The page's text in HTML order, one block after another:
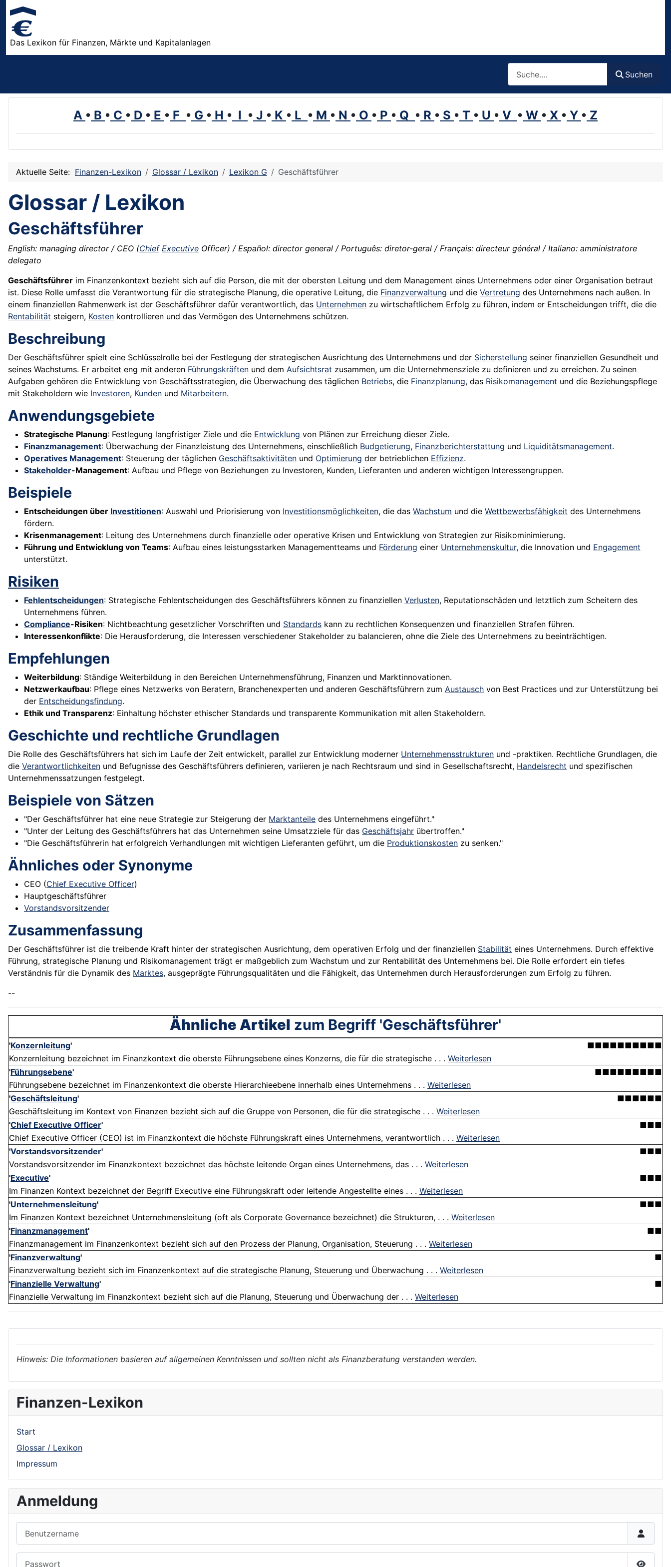
Das Lexikon für Finanzen, Märkte und Kapitalanlagen
Suchen
A • B • C • D • E • F • G • H • I • J • K • L • M • N • O • P • Q • R • S • T • U • V • W • X • Y • Z
Aktuelle Seite: Finanzen-Lexikon Glossar / Lexikon Lexikon G Geschäftsführer
Glossar / Lexikon
Geschäftsführer
English: managing director / CEO (Chief Executive Officer) / Español: director general / Português: diretor-geral / Français: directeur général / Italiano: amministratore
delegato
Geschäftsführer im Finanzenkontext bezieht sich auf die Person, die mit der obersten Leitung und dem Management eines Unternehmens oder einer Organisation betraut
ist. Diese Rolle umfasst die Verantwortung für die strategische Planung, die operative Leitung, die Finanzverwaltung und die Vertretung des Unternehmens nach außen. In
einem finanziellen Rahmenwerk ist der Geschäftsführer dafür verantwortlich, das Unternehmen zu wirtschaftlichem Erfolg zu führen, indem er Entscheidungen trifft, die die
Rentabilität steigern, Kosten kontrollieren und das Vermögen des Unternehmens schützen.
Beschreibung
Der Geschäftsführer spielt eine Schlüsselrolle bei der Festlegung der strategischen Ausrichtung des Unternehmens und der Sicherstellung seiner finanziellen Gesundheit und
seines Wachstums. Er arbeitet eng mit anderen Führungskräften und dem Aufsichtsrat zusammen, um die Unternehmensziele zu definieren und zu erreichen. Zu seinen
Aufgaben gehören die Entwicklung von Geschäftsstrategien, die Überwachung des täglichen Betriebs, die Finanzplanung, das Risikomanagement und die Beziehungspflege
mit Stakeholdern wie Investoren, Kunden und Mitarbeitern.
Anwendungsgebiete
Strategische Planung: Festlegung langfristiger Ziele und die Entwicklung von Plänen zur Erreichung dieser Ziele.
Finanzmanagement: Überwachung der Finanzleistung des Unternehmens, einschließlich Budgetierung, Finanzberichterstattung und Liquiditätsmanagement.
Operatives Management: Steuerung der täglichen Geschäftsaktivitäten und Optimierung der betrieblichen Effizienz.
Stakeholder-Management: Aufbau und Pflege von Beziehungen zu Investoren, Kunden, Lieferanten und anderen wichtigen Interessengruppen.
Beispiele
Entscheidungen über Investitionen: Auswahl und Priorisierung von Investitionsmöglichkeiten, die das Wachstum und die Wettbewerbsfähigkeit des Unternehmens
fördern.
Krisenmanagement: Leitung des Unternehmens durch finanzielle oder operative Krisen und Entwicklung von Strategien zur Risikominimierung.
Führung und Entwicklung von Teams: Aufbau eines leistungsstarken Managementteams und Förderung einer Unternehmenskultur, die Innovation und Engagement
unterstützt.
Risiken
Fehlentscheidungen: Strategische Fehlentscheidungen des Geschäftsführers können zu finanziellen Verlusten, Reputationschäden und letztlich zum Scheitern des
Unternehmens führen.
Compliance-Risiken: Nichtbeachtung gesetzlicher Vorschriften und Standards kann zu rechtlichen Konsequenzen und finanziellen Strafen führen.
Interessenkonflikte: Die Herausforderung, die Interessen verschiedener Stakeholder zu balancieren, ohne die Ziele des Unternehmens zu beeinträchtigen.
Empfehlungen
Weiterbildung: Ständige Weiterbildung in den Bereichen Unternehmensführung, Finanzen und Marktinnovationen.
Netzwerkaufbau: Pflege eines Netzwerks von Beratern, Branchenexperten und anderen Geschäftsführern zum Austausch von Best Practices und zur Unterstützung bei
der Entscheidungsfindung.
Ethik und Transparenz: Einhaltung höchster ethischer Standards und transparente Kommunikation mit allen Stakeholdern.
Geschichte und rechtliche Grundlagen
Die Rolle des Geschäftsführers hat sich im Laufe der Zeit entwickelt, parallel zur Entwicklung moderner Unternehmensstrukturen und -praktiken. Rechtliche Grundlagen, die
die Verantwortlichkeiten und Befugnisse des Geschäftsführers definieren, variieren je nach Rechtsraum und sind in Gesellschaftsrecht, Handelsrecht und spezifischen
Unternehmenssatzungen festgelegt.
Beispiele von Sätzen
"Der Geschäftsführer hat eine neue Strategie zur Steigerung der Marktanteile des Unternehmens eingeführt."
"Unter der Leitung des Geschäftsführers hat das Unternehmen seine Umsatzziele für das Geschäftsjahr übertroffen."
"Die Geschäftsführerin hat erfolgreich Verhandlungen mit wichtigen Lieferanten geführt, um die Produktionskosten zu senken."
Ähnliches oder Synonyme
CEO (Chief Executive Officer)
Hauptgeschäftsführer
Vorstandsvorsitzender
Zusammenfassung
Der Geschäftsführer ist die treibende Kraft hinter der strategischen Ausrichtung, dem operativen Erfolg und der finanziellen Stabilität eines Unternehmens. Durch effektive
Führung, strategische Planung und Risikomanagement trägt er maßgeblich zum Wachstum und zur Rentabilität des Unternehmens bei. Die Rolle erfordert ein tiefes
Verständnis für die Dynamik des Marktes, ausgeprägte Führungsqualitäten und die Fähigkeit, das Unternehmen durch Herausforderungen zum Erfolg zu führen.
--
Ähnliche Artikel zum Begriff 'Geschäftsführer'
'Konzernleitung'
■■■■■■■■■■
Konzernleitung bezeichnet im Finanzkontext die oberste Führungsebene eines Konzerns, die für die strategische . . . Weiterlesen
'Führungsebene'
■■■■■■■■■
Führungsebene bezeichnet im Finanzenkontext die oberste Hierarchieebene innerhalb eines Unternehmens . . . Weiterlesen
'Geschäftsleitung'
■■■■■■
Geschäftsleitung im Kontext von Finanzen bezieht sich auf die Gruppe von Personen, die für die strategische . . . Weiterlesen
'Chief Executive Officer'
■■■
Chief Executive Officer (CEO) ist im Finanzkontext die höchste Führungskraft eines Unternehmens, verantwortlich . . . Weiterlesen
'Vorstandsvorsitzender'
■■■
Vorstandsvorsitzender im Finanzkontext bezeichnet das höchste leitende Organ eines Unternehmens, das . . . Weiterlesen
'Executive'
■■■
Im Finanzen Kontext bezeichnet der Begriff Executive eine Führungskraft oder leitende Angestellte eines . . . Weiterlesen
'Unternehmensleitung'
■■■
Im Finanzen Kontext bezeichnet Unternehmensleitung (oft als Corporate Governance bezeichnet) die Strukturen, . . . Weiterlesen
'Finanzmanagement'
■■
Finanzmanagement im Finanzenkontext bezieht sich auf den Prozess der Planung, Organisation, Steuerung . . . Weiterlesen
'Finanzverwaltung'
■
Finanzverwaltung bezieht sich im Finanzenkontext auf die strategische Planung, Steuerung und Überwachung . . . Weiterlesen
'Finanzielle Verwaltung'
■
Finanzielle Verwaltung im Finanzkontext bezieht sich auf die Planung, Steuerung und Überwachung der . . . Weiterlesen
Hinweis: Die Informationen basieren auf allgemeinen Kenntnissen und sollten nicht als Finanzberatung verstanden werden.
Finanzen-Lexikon
Start
Glossar / Lexikon
Impressum
Anmeldung